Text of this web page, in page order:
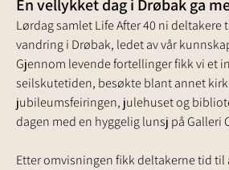
En vellykket dag i Drøbak ga
Lørdag samlet Life After 40 ni deltakere
vandring i Drøbak, ledet av vår
Gjennom levende fortellinger fikk vi et
seilskutetiden, besøkte blant annet
jubileumsfeiringen, julehuset og
dagen med en hyggelig lunsj på Galleri
Etter omvisningen fikk deltakerne tid til